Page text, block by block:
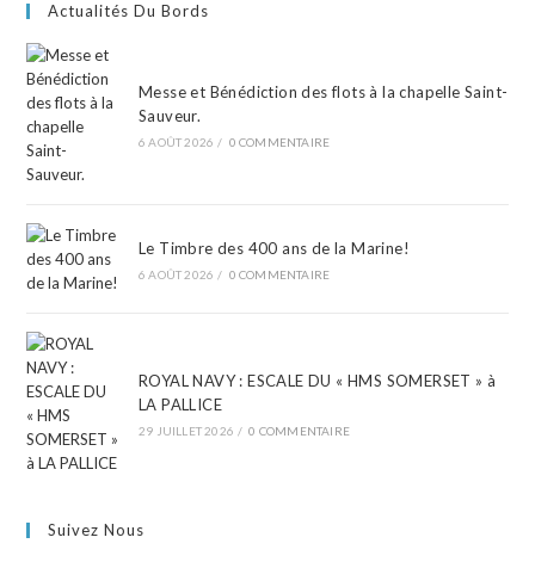
Actualités Du Bords
Messe et Bénédiction des flots à la chapelle Saint-
Sauveur.
6 AOÛT 2026 / 0 COMMENTAIRE
Le Timbre des 400 ans de la Marine!
6 AOÛT 2026 / 0 COMMENTAIRE
ROYAL NAVY : ESCALE DU « HMS SOMERSET » à
LA PALLICE
29 JUILLET 2026 / 0 COMMENTAIRE
Suivez Nous